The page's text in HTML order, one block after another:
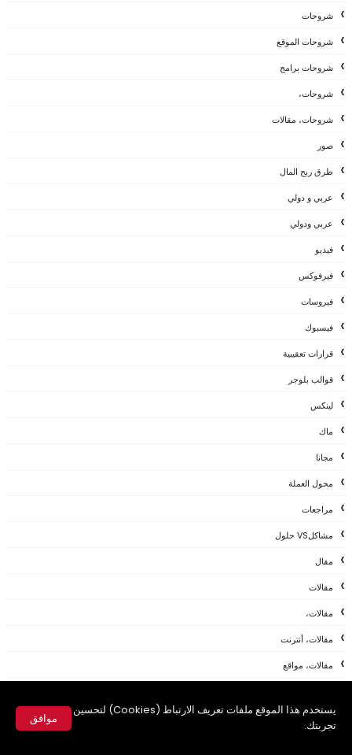
يستخدم هذا الموقع ملفات تعريف الارتباط (Cookies) لتحسين
تجربتك.
موافق
شروحات
شروحات الموقع
شروحات برامج
شروحات،
شروحات، مقالات
صور
طرق ربح المال
عربي و دولي
عربي ودولي
فيديو
فيرفوكس
فيروسات
فيسبوك
قرارات تعقيبية
قوالب بلوجر
لينكس
ماك
مجانا
محول العملة
مراجعات
مشاكلVS حلول
مقال
مقالات
مقالات،
مقالات، أنترنت
مقالات، مواقع
مقلات ،